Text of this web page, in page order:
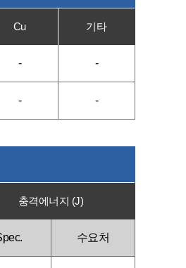
Cu 기타
- -
- -
충격에너지 (J)
수요처